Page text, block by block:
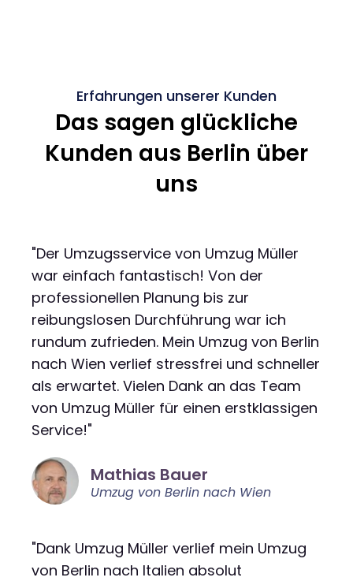
Erfahrungen unserer Kunden
Das sagen glückliche
Kunden aus Berlin über
uns
"Der Umzugsservice von Umzug Müller
war einfach fantastisch! Von der
professionellen Planung bis zur
reibungslosen Durchführung war ich
rundum zufrieden. Mein Umzug von Berlin
nach Wien verlief stressfrei und schneller
als erwartet. Vielen Dank an das Team
von Umzug Müller für einen erstklassigen
Service!"
Mathias Bauer
Umzug von Berlin nach Wien
"Dank Umzug Müller verlief mein Umzug
von Berlin nach Italien absolut